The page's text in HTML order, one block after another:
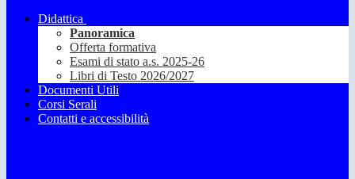
Didattica
Panoramica
Offerta formativa
Esami di stato a.s. 2025-26
Libri di Testo 2026/2027
Documenti Utili
Corsi Serali
Contatti e accessibilità